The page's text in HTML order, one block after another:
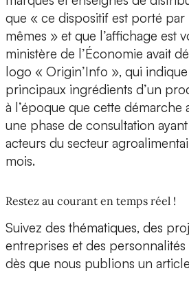
que « ce dispositif est porté par
mêmes » et que l’affichage est
ministère de l’Économie avait
logo « Origin’Info », qui
principaux ingrédients d’un
à l’époque que cette démarche
une phase de consultation
acteurs du secteur
mois.
Restez au courant en temps réel !
Suivez des thématiques, des
entreprises et des
dès que nous publions un